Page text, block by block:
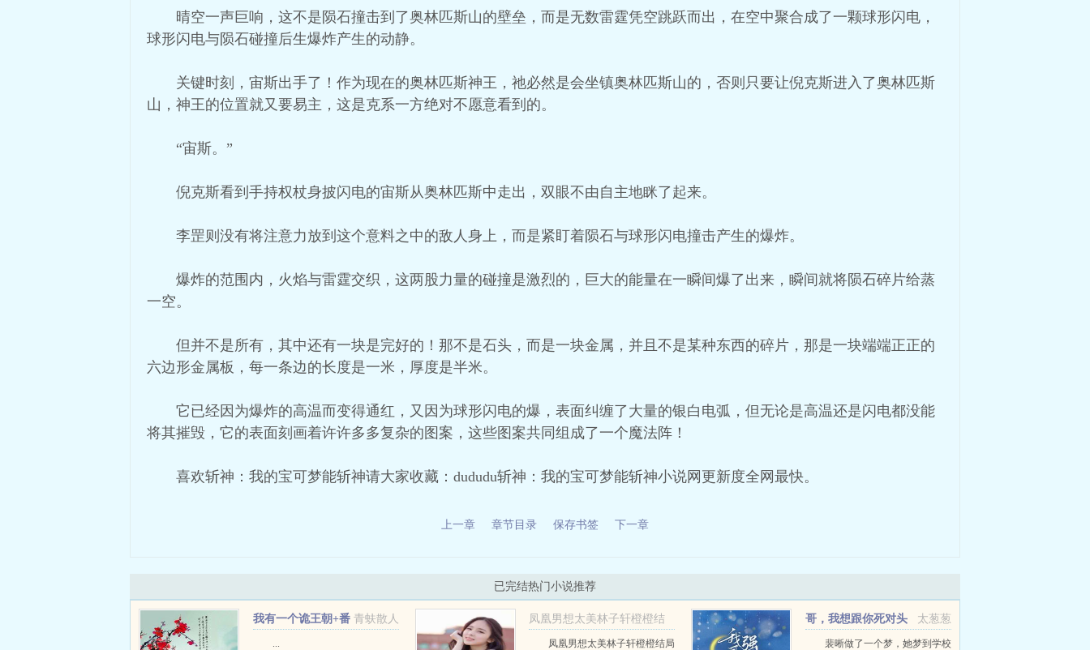
晴空一声巨响，这不是陨石撞击到了奥林匹斯山的壁垒，而是无数雷霆凭空跳跃而出，在空中聚合成了一颗球形闪电，
球形闪电与陨石碰撞后生爆炸产生的动静。
关键时刻，宙斯出手了！作为现在的奥林匹斯神王，祂必然是会坐镇奥林匹斯山的，否则只要让倪克斯进入了奥林匹斯
山，神王的位置就又要易主，这是克系一方绝对不愿意看到的。
“宙斯。”
倪克斯看到手持权杖身披闪电的宙斯从奥林匹斯中走出，双眼不由自主地眯了起来。
李罡则没有将注意力放到这个意料之中的敌人身上，而是紧盯着陨石与球形闪电撞击产生的爆炸。
爆炸的范围内，火焰与雷霆交织，这两股力量的碰撞是激烈的，巨大的能量在一瞬间爆了出来，瞬间就将陨石碎片给蒸
一空。
但并不是所有，其中还有一块是完好的！那不是石头，而是一块金属，并且不是某种东西的碎片，那是一块端端正正的
六边形金属板，每一条边的长度是一米，厚度是半米。
它已经因为爆炸的高温而变得通红，又因为球形闪电的爆，表面纠缠了大量的银白电弧，但无论是高温还是闪电都没能
将其摧毁，它的表面刻画着许许多多复杂的图案，这些图案共同组成了一个魔法阵！
喜欢斩神：我的宝可梦能斩神请大家收藏：dududu斩神：我的宝可梦能斩神小说网更新度全网最快。
上一章 章节目录 保存书签 下一章
已完结热门小说推荐
青蚨散人
我有一个诡王朝+番
...
凤凰男想太美林子轩橙橙结
局+番外
凤凰男想太美林子轩橙橙结局
太葱葱
哥，我想跟你死对头
谈恋爱裴晰做了一个梦，她梦到学校